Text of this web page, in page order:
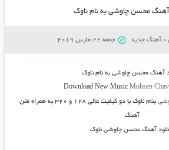
آهنگ محسن چاوشی به نام ناوک
» آهنگ جدید جمعه 22 مارس 2019
آهنگمحسن چاوشی به نام ناوک
Download New Music Mohsen
بنام ناوک
با دو کیفیت عالی ۱۲۸ و ۳۲۰ به همراه متن
آهنگ
آهنگ محسن چاوشی ناوک